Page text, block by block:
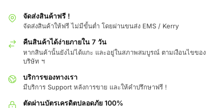
จัดส่งสินค้าฟรี !
จัดส่งสินค้าให้ฟรี ไม่มีขั้นต่ำ โดยผ่านขนส่ง EMS / Kerry
คืนสินค้าได้ง่ายภายใน 7 วัน
หากสินค้านั้นยังไม่ได้แกะ และอยู่ในสภาพสมบูรณ์ ตามเงือนไขของ
บริษัท ฯ
บริการของทางเรา
มีบริการ Support หลังการขาย และให้คำปรึกษาฟรี !
ตัดผ่านบัตรเครดิตปลอดภัย 100%